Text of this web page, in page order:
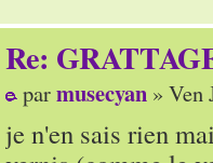
Re:
parmusecyan » Ven
je n'en sais rien